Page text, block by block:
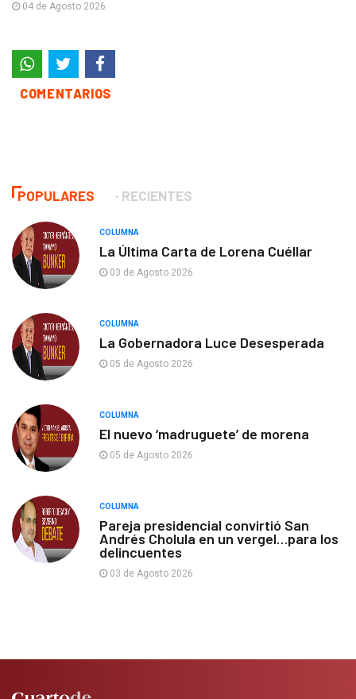
04 de Agosto 2026
COMENTARIOS
POPULARES RECIENTES
COLUMNA
La Última Carta de Lorena Cuéllar
03 de Agosto 2026
COLUMNA
La Gobernadora Luce Desesperada
05 de Agosto 2026
COLUMNA
El nuevo ‘madruguete’ de morena
05 de Agosto 2026
COLUMNA
Pareja presidencial convirtió San
Andrés Cholula en un vergel…para los
delincuentes
03 de Agosto 2026